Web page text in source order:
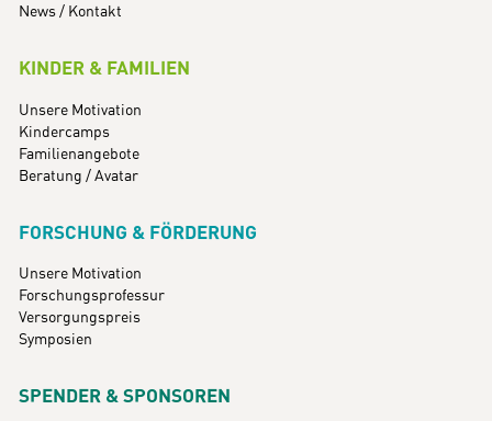
News / Kontakt
KINDER & FAMILIEN
Unsere Motivation
Kindercamps
Familienangebote
Beratung / Avatar
FORSCHUNG & FÖRDERUNG
Unsere Motivation
Forschungsprofessur
Versorgungspreis
Symposien
SPENDER & SPONSOREN